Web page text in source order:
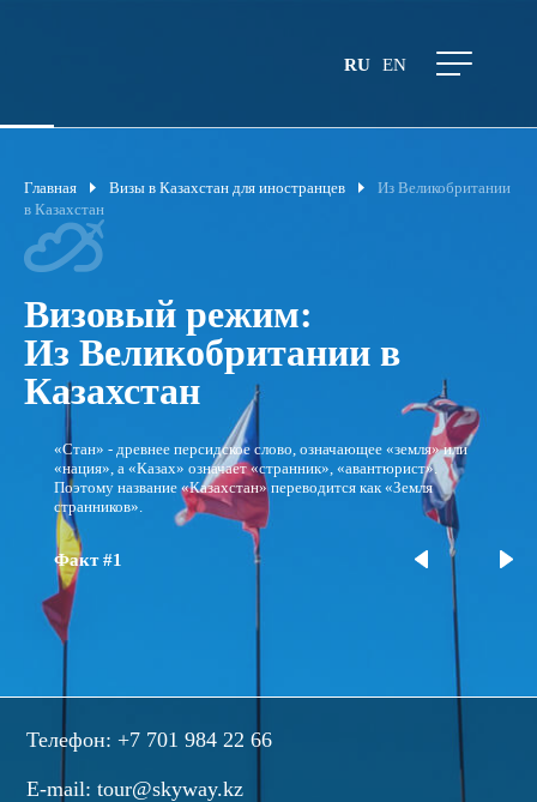
RU EN
Главная Визы в Казахстан для иностранцев
Из Великобритании
в Казахстан
Визовый режим:
Из Великобритании в
Казахстан
«Стан» - древнее персидское слово, означающее «земля» или
«нация», а «Казах» означает «странник», «авантюрист».
Поэтому название «Казахстан» переводится как «Земля
странников».
Факт #1
Телефон: +7 701 984 22 66
E-mail:tour@skyway.kz